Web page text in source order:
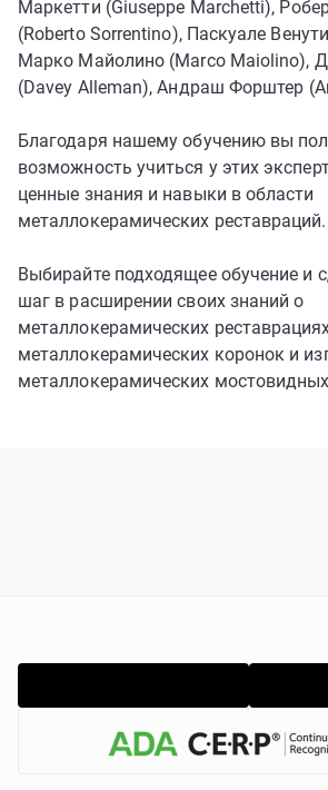
Маркетти (Giuseppe Marchetti),
(Roberto Sorrentino), Паскуале
Марко Майолино (Marco Maiolino),
(Davey Alleman), Андраш Форштер
Благодаря нашему обучению вы
возможность учиться у этих
ценные знания и навыки в области
металлокерамических реставраций.
Выбирайте подходящее обучение и
шаг в расширении своих знаний о
металлокерамических
металлокерамических коронок и
металлокерамических